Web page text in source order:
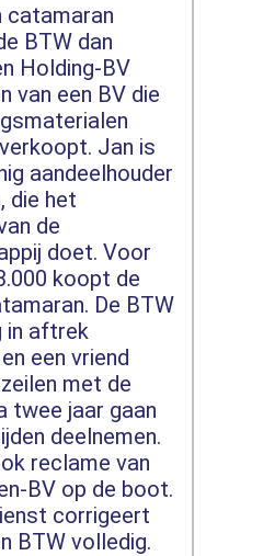
catamaran
BTW dan
Holding-BV
van een BV die
Jan is
aandeelhouder
die het
de
doet. Voor
koopt de
De BTW
in aftrek
een vriend
met de
twee jaar gaan
deelnemen.
reclame van
BV op de boot.
corrigeert
BTW volledig.